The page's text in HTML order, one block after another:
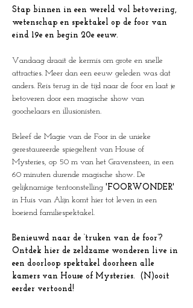
Stap binnen in een wereld vol betovering,
wetenschap en spektakel op de foor van
eind 19e en begin 20e eeuw.
Vandaag draait de kermis om grote en snelle
attracties. Meer dan een eeuw geleden was dat
anders. Reis terug in de tijd naar de foor en laat je
betoveren door een magische show van
goochelaars en illusionisten.
Beleef de Magie van de Foor in de unieke
gerestaureerde spiegeltent van House of
Mysteries, op 50 m van het Gravensteen, in een
60 minuten durende magische show. De
gelijknamige tentoonstelling 'FOORWONDER'
in Huis van Alijn komt hier tot leven in een
boeiend familiespektakel.
Benieuwd naar de ‘truken van de foor’?
Ontdek hier de zeldzame wonderen live in
een doorloop spektakel doorheen alle
kamers van House of Mysteries.  (N)ooit
eerder vertoond!